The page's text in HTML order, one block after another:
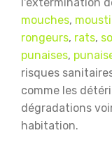
mouches,
rongeurs, rats,
punaises,
risques
comme les
dégradations
habitation.